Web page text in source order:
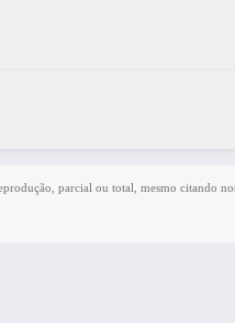
parcial ou total, mesmo citando